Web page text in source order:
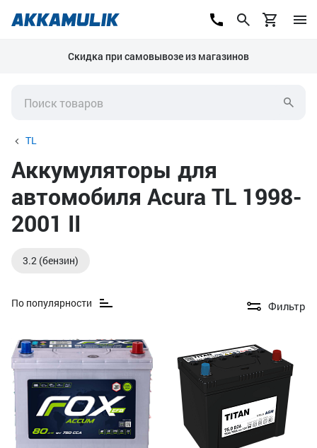
Скидка при самовывозе из магазинов
TL
Аккумуляторы для
автомобиля Acura TL 1998-
2001 II
3.2 (бензин)
По популярности Фильтр